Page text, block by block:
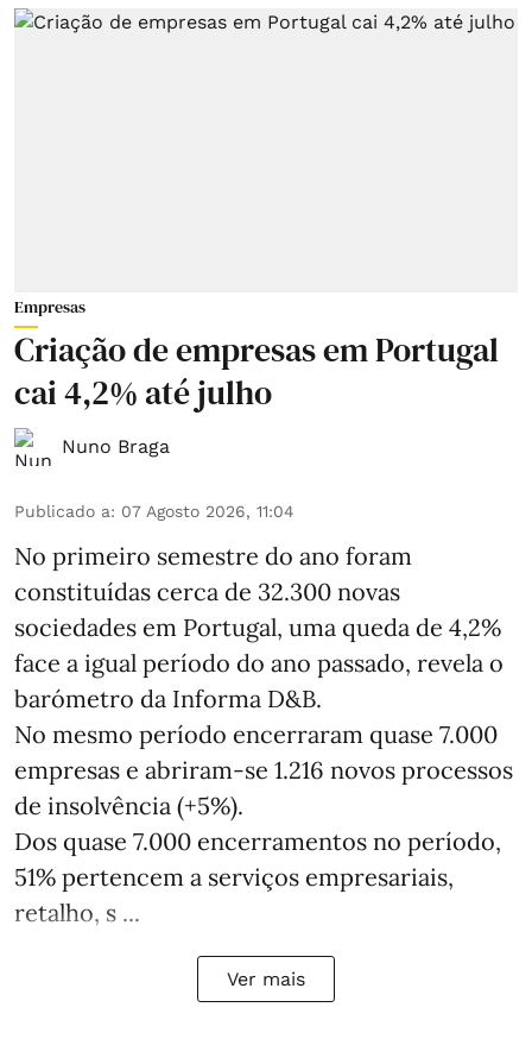
Empresas
Criação de empresas em Portugal
cai 4,2% até julho
Nuno Braga
Publicado a: 07 Agosto 2026, 11:04
No primeiro semestre do ano foram
constituídas cerca de 32.300 novas
sociedades em Portugal, uma queda de 4,2%
face a igual período do ano passado, revela o
barómetro da Informa D&B.
No mesmo período encerraram quase 7.000
empresas e abriram‑se 1.216 novos processos
de insolvência (+5%).
Dos quase 7.000 encerramentos no período,
51% pertencem a serviços empresariais,
retalho, s ...
Ver mais